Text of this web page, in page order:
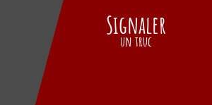
Signaler
un truc